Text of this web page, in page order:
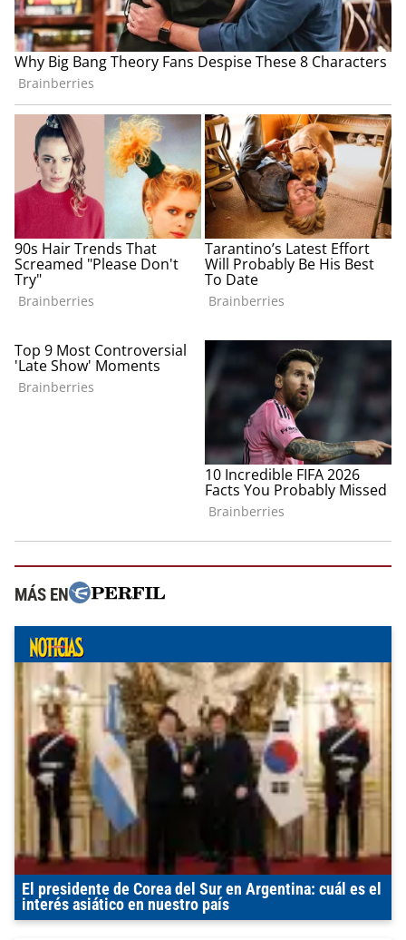
MÁS EN
El presidente de Corea del Sur en Argentina: cuál es el
interés asiático en nuestro país